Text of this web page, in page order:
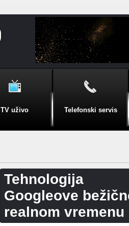
TV uživo Telefonski servis
Tehnologija
Googleove
realnom vremenu